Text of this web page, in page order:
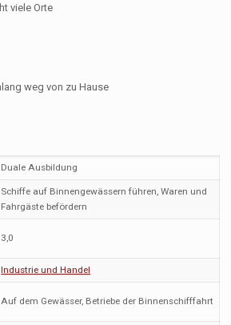
viele Orte
weg von zu Hause
Duale Ausbildung
Schiffe auf Binnengewässern führen, Waren und
Fahrgäste befördern
3,0
Industrie und Handel
Auf dem Gewässer, Betriebe der Binnenschifffahrt